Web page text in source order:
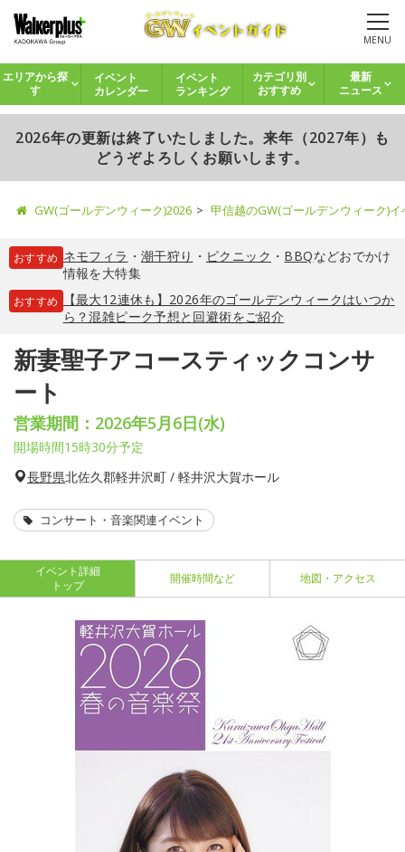
MENU
エリアから探
す
イベント
カレンダー
イベント
ランキング
カテゴリ別
おすすめ
最新
ニュース
2026年の更新は終了いたしました。来年（2027年）も
どうぞよろしくお願いします。
GW(ゴールデンウィーク)2026 甲信越のGW(ゴールデンウィーク)
おすすめ ネモフィラ ・ 潮干狩り ・ ピクニック ・ BBQなどおでかけ
情報を大特集
おすすめ
【最大12連休も】2026年のゴールデンウィークはいつか
ら？混雑ピーク予想と回避術をご紹介
新妻聖子アコースティックコンサ
ート
営業期間：2026年5月6日(水)
開場時間15時30分予定
長野県北佐久郡軽井沢町 / 軽井沢大賀ホール
コンサート・音楽関連イベント
イベント詳細
トップ
開催時間など 地図・アクセス